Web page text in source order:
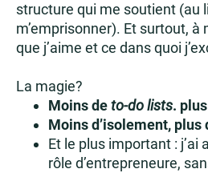
structure qui me soutient (au
m’emprisonner). Et surtout, à
que j’aime et ce dans quoi
La magie?
Moins deto-do lists.
Moins d’isolement, plus
Et le plus important : j’ai
rôle d’entrepreneure,